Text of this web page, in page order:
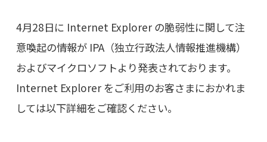
4月28日に Internet Explorer の脆弱性に関して注
意喚起の情報が IPA（独立行政法人情報推進機構）
およびマイクロソフトより発表されております。
Internet Explorer をご利用のお客さまにおかれま
しては以下詳細をご確認ください。